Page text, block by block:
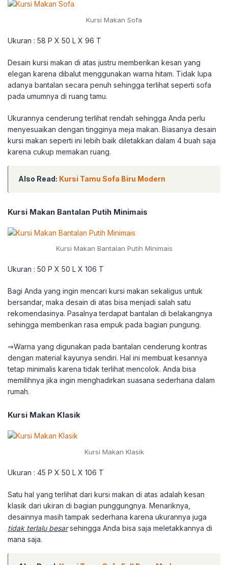
Kursi Makan Sofa
Ukuran : 58 P X 50 L X 96 T
Desain kursi makan di atas justru memberikan kesan yang
elegan karena dibalut menggunakan warna hitam. Tidak lupa
adanya bantalan secara penuh sehingga terlihat seperti sofa
pada umumnya di ruang tamu.
Ukurannya cenderung terlihat rendah sehingga Anda perlu
menyesuaikan dengan tingginya meja makan. Biasanya desain
kursi makan seperti ini lebih baik diletakkan dalam 4 buah saja
karena cukup memakan ruang.
Also Read: Kursi Tamu Sofa Biru Modern
Kursi Makan Bantalan Putih Minimais
Kursi Makan Bantalan Putih Minimais
Ukuran : 50 P X 50 L X 106 T
Bagi Anda yang ingin mencari kursi makan sekaligus untuk
bersandar, maka desain di atas bisa menjadi salah satu
rekomendasinya. Pasalnya terdapat bantalan di belakangnya
sehingga memberikan rasa empuk pada bagian pungung.
⇒Warna yang digunakan pada bantalan cenderung kontras
dengan material kayunya sendiri. Hal ini membuat kesannya
tetap minimalis karena tidak terlihat mencolok. Anda bisa
memilihnya jika ingin menghadirkan suasana sederhana dalam
rumah.
Kursi Makan Klasik
Kursi Makan Klasik
Ukuran : 45 P X 50 L X 106 T
Satu hal yang terlihat dari kursi makan di atas adalah kesan
klasik dari ukiran di bagian punggungnya. Menariknya,
desainnya masih tampak sederhana karena ukurannya juga
tidak terlalu besarsehingga Anda bisa saja meletakkannya di
mana saja.